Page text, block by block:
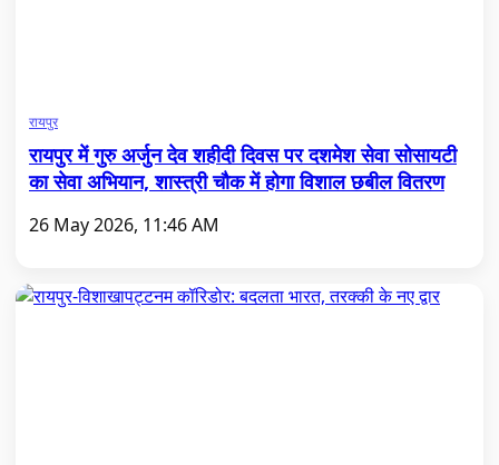
रायपुर
रायपुर में गुरु अर्जुन देव शहीदी दिवस पर दशमेश सेवा सोसायटी
का सेवा अभियान, शास्त्री चौक में होगा विशाल छबील वितरण
26 May 2026, 11:46 AM